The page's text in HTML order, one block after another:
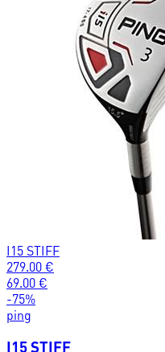
I15 STIFF
279.00 €
69.00 €
-75%
ping
I15 STIFF